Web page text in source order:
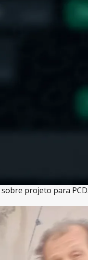
projeto para